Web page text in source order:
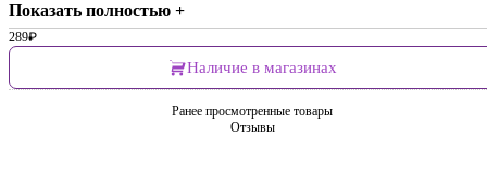
Показать полностью +
289₽
Наличие в магазинах
Ранее просмотренные товары
Отзывы